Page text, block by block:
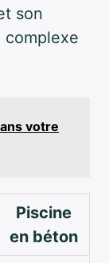
son
complexe
votre
Piscine
en béton